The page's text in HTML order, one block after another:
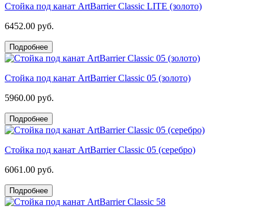
Стойка под канат ArtBarrier Classic LITE (золото)
6452.00 руб.
Подробнее
Стойка под канат ArtBarrier Classic 05 (золото)
5960.00 руб.
Подробнее
Стойка под канат ArtBarrier Classic 05 (серебро)
6061.00 руб.
Подробнее